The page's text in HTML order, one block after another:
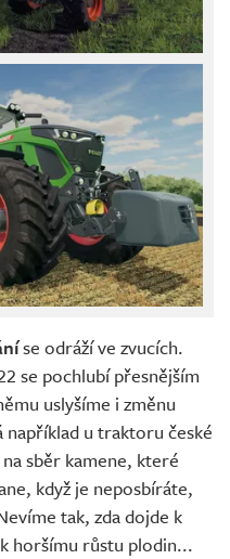
se odráží ve zvucích.
se pochlubí přesnějším
uslyšíme i změnu
u traktoru české
sběr kamene, které
když je neposbíráte,
tak, zda dojde k
horšímu růstu plodin...